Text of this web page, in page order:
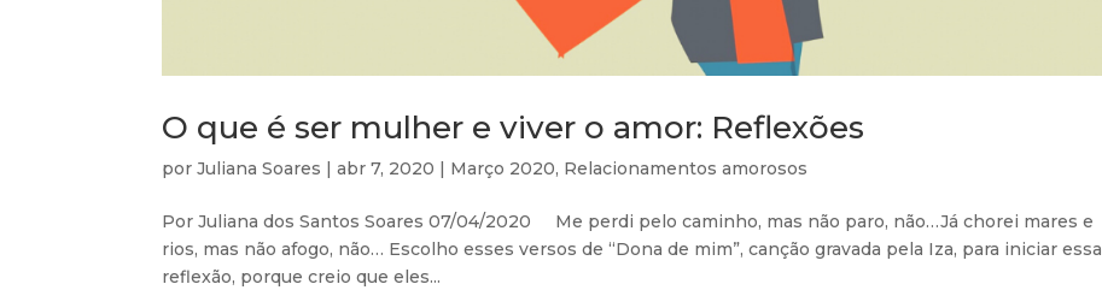
O que é ser mulher e viver o amor: Reflexões
porJuliana Soares |abr 7, 2020 Março 2020, Relacionamentos amorosos
Por Juliana dos Santos Soares 07/04/2020 Me perdi pelo caminho, mas não paro, não…Já chorei mares e
rios, mas não afogo, não… Escolho esses versos de “Dona de mim”, canção gravada pela Iza, para iniciar essa
reflexão, porque creio que eles...